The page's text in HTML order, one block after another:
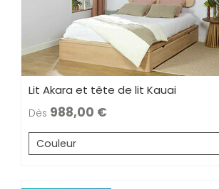
Lit Akara et tête de lit Kauai
Dès 988,00
Couleur